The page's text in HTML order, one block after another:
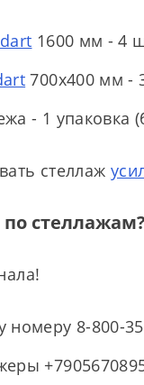
1600 мм - 4
700х400 мм -
- 1 упаковка
стеллаж
стеллажам?
номеру 8-800-